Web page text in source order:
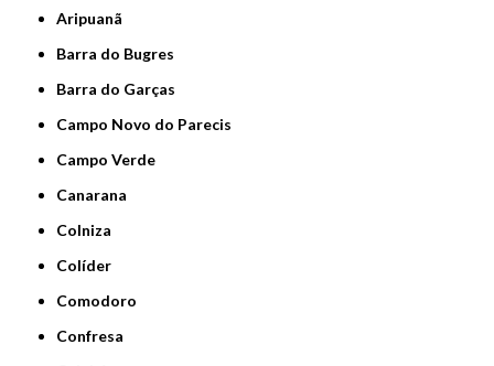
Aripuanã
Barra do Bugres
Barra do Garças
Campo Novo do Parecis
Campo Verde
Canarana
Colniza
Colíder
Comodoro
Confresa